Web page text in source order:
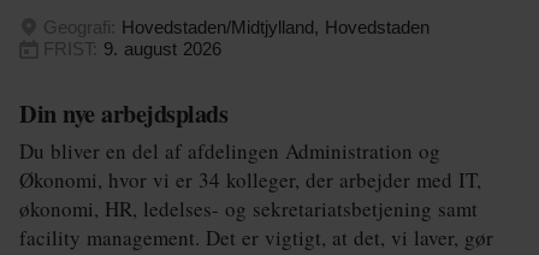
Etik og Tro
Fonde
Forskning
Forsvar og Beredskab
Geografi: Hovedstaden/Midtjylland, Hovedstaden
FRIST: 9. august 2026
Din nye arbejdsplads
Du bliver en del af afdelingen Administration og
Økonomi, hvor vi er 34 kolleger, der arbejder med IT,
økonomi, HR, ledelses- og sekretariatsbetjening samt
facility management. Det er vigtigt, at det, vi laver, gør